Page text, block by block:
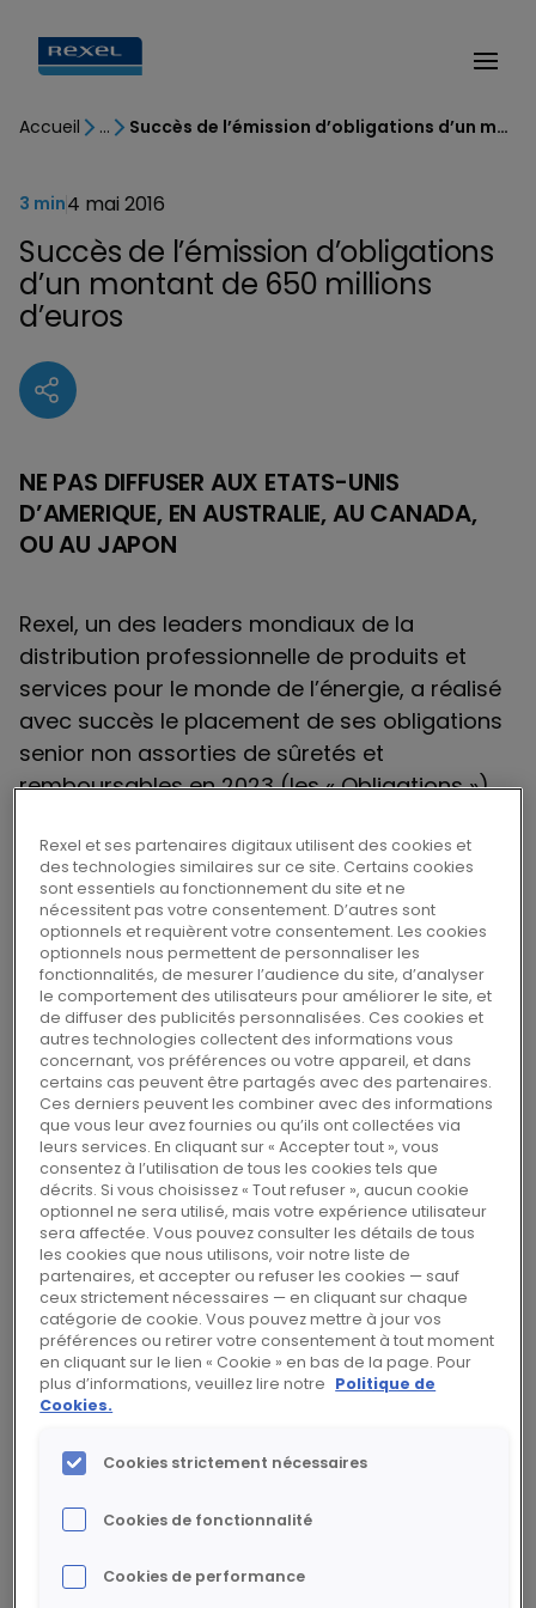
Accueil Succès de l’émission d’obligations d’un montant de 650 millions d’euros
Succès de l’émission d’obligations
d’un montant de 650 millions
d’euros
3 min4 mai 2016
NE PAS DIFFUSER AUX ETATS-UNIS
D’AMERIQUE, EN AUSTRALIE, AU CANADA,
OU AU JAPON
Rexel, un des leaders mondiaux de la
distribution professionnelle de produits et
services pour le monde de l’énergie, a réalisé
avec succès le placement de ses obligations
senior non assorties de sûretés et
remboursables en 2023 (les « Obligations »)
de 3,50%).
Le règlement-livraison et la cotation des
obligations sur le marché Euro MTF de la
Bourse du Luxembourg devraient intervenir
autour du 18 mai 2016.
Les Obligations, venant à échéance le 15 juin
2023, peuvent faire l’objet d’un
remboursement anticipé au gré de Rexel à
compter de juin 2019. Elles viendront au même
rang que le contrat de crédit senior et les
autres obligations senior non assorties de
sûretés de Rexel. Les Obligations devraient
faire l’objet de la notation suivante: Ba3 par
Moody’s (la notation corporate de Rexel étant
Ba2 avec une perspective stable), BB- par
S&P (la notation corporate de Rexel étant BB,
(en ligne avec la notation corporate de Rexel,
Rexel affectera le produit de l’émission des
Obligations, ainsi que ses liquidités
Rexel et ses partenaires digitaux utilisent des cookies et
des technologies similaires sur ce site. Certains cookies
sont essentiels au fonctionnement du site et ne
nécessitent pas votre consentement. D’autres sont
optionnels et requièrent votre consentement. Les cookies
optionnels nous permettent de personnaliser les
fonctionnalités, de mesurer l’audience du site, d’analyser
le comportement des utilisateurs pour améliorer le site, et
de diffuser des publicités personnalisées. Ces cookies et
autres technologies collectent des informations vous
concernant, vos préférences ou votre appareil, et dans
certains cas peuvent être partagés avec des partenaires.
Ces derniers peuvent les combiner avec des informations
que vous leur avez fournies ou qu’ils ont collectées via
leurs services. En cliquant sur « Accepter tout », vous
consentez à l’utilisation de tous les cookies tels que
décrits. Si vous choisissez « Tout refuser », aucun cookie
optionnel ne sera utilisé, mais votre expérience utilisateur
sera affectée. Vous pouvez consulter les détails de tous
les cookies que nous utilisons, voir notre liste de
partenaires, et accepter ou refuser les cookies — sauf
ceux strictement nécessaires — en cliquant sur chaque
catégorie de cookie. Vous pouvez mettre à jour vos
préférences ou retirer votre consentement à tout moment
en cliquant sur le lien « Cookie » en bas de la page. Pour
plus d’informations, veuillez lire notre Politique de
Cookies.
Cookies strictement nécessaires
Cookies de fonctionnalité
Cookies de performance